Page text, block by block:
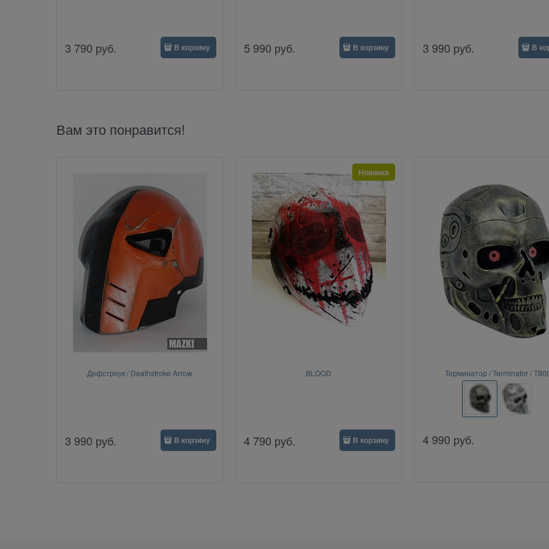
3 790 руб. В корзину 5 990 руб. В корзину 3 990 руб. В
Вам это понравится!
Дефстроук / Deathstroke Arrow
3 990 руб. В корзину
BLOOD
Новинка
4 790 руб. В корзину
Терминатор / Terminator /
4 990 руб.